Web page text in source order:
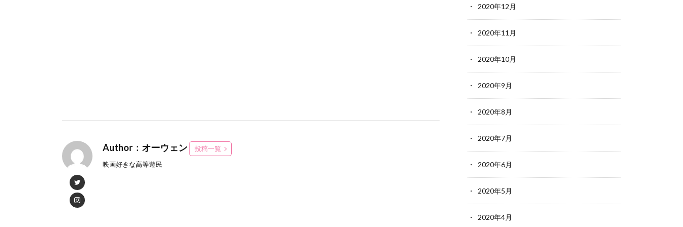
Author：オーウェン
投稿一覧
映画好きな高等遊民
2020年12月
2020年11月
2020年10月
2020年9月
2020年8月
2020年7月
2020年6月
2020年5月
2020年4月